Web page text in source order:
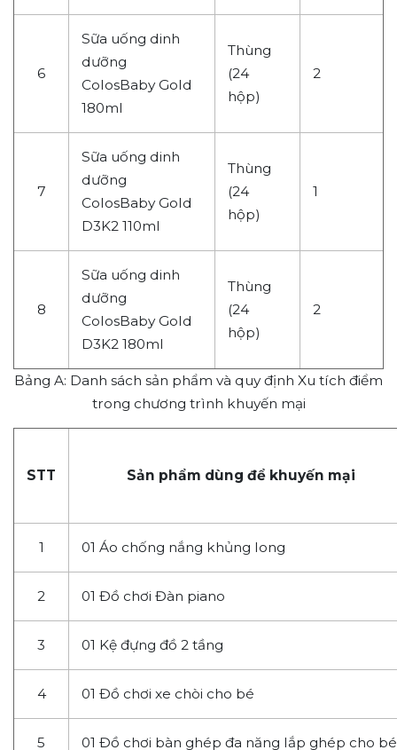
6
Sữa uống dinh
dưỡng
ColosBaby Gold
180ml
Thùng
(24
hộp)
2
7
Sữa uống dinh
dưỡng
ColosBaby Gold
D3K2 110ml
Thùng
(24
hộp)
1
8
Sữa uống dinh
dưỡng
ColosBaby Gold
D3K2 180ml
Thùng
(24
hộp)
2
Bảng A: Danh sách sản phẩm và quy định Xu tích điểm
trong chương trình khuyến mại
STT Sản phẩm dùng để khuyến mại
1 01 Áo chống nắng khủng long
2 01 Đồ chơi Đàn piano
3 01 Kệ đựng đồ 2 tầng
4 01 Đồ chơi xe chòi cho bé
5 01 Đồ chơi bàn ghép đa năng lắp ghép cho bé